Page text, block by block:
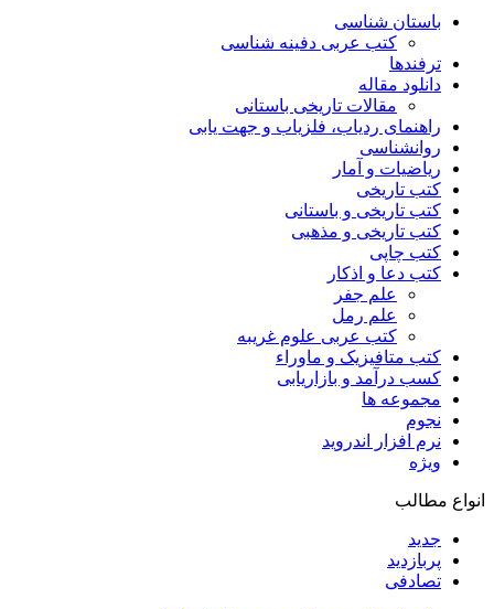
باستان شناسی
کتب عربی دفینه شناسی
ترفندها
دانلود مقاله
مقالات تاریخی باستانی
راهنمای ردیاب، فلزیاب و جهت یابی
روانشناسی
ریاضیات و آمار
کتب تاریخی
کتب تاریخی و باستانی
کتب تاریخی و مذهبی
کتب چاپی
کتب دعا و اذکار
علم جفر
علم رمل
کتب عربی علوم غریبه
کتب متافیزیک و ماوراء
کسب درآمد و بازاریابی
مجموعه ها
نجوم
نرم افزار اندروید
ویژه
انواع مطالب
جدید
پربازدید
تصادفی